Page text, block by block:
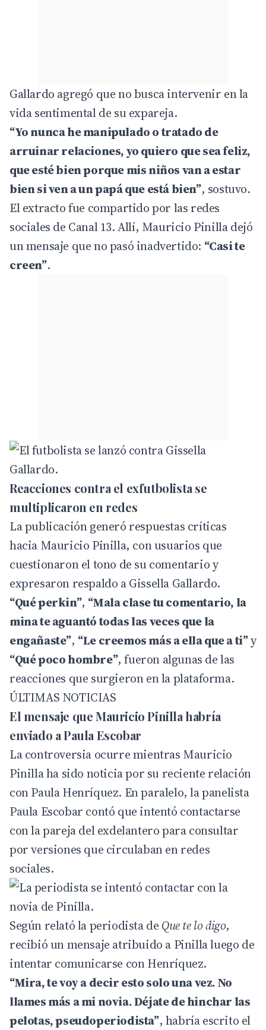
Gallardo agregó que no busca intervenir en la
vida sentimental de su expareja.
“Yo nunca he manipulado o tratado de
arruinar relaciones, yo quiero que sea feliz,
que esté bien porque mis niños van a estar
bien si ven a un papá que está bien”, sostuvo.
El extracto fue compartido por las redes
sociales de Canal 13. Allí, Mauricio Pinilla dejó
un mensaje que no pasó inadvertido: “Casi te
creen”.
Reacciones contra el exfutbolista se
multiplicaron en redes
La publicación generó respuestas críticas
hacia Mauricio Pinilla, con usuarios que
cuestionaron el tono de su comentario y
expresaron respaldo a Gissella Gallardo.
“Qué perkin”, “Mala clase tu comentario, la
mina te aguantó todas las veces que la
engañaste”, “Le creemos más a ella que a ti”y
“Qué poco hombre”, fueron algunas de las
reacciones que surgieron en la plataforma.
ÚLTIMAS NOTICIAS
El mensaje que Mauricio Pinilla habría
enviado a Paula Escobar
La controversia ocurre mientras Mauricio
Pinilla ha sido noticia por su reciente relación
con Paula Henríquez. En paralelo, la panelista
Paula Escobar contó que intentó contactarse
con la pareja del exdelantero para consultar
por versiones que circulaban en redes
sociales.
Según relató la periodista de Que te lo digo,
recibió un mensaje atribuido a Pinilla luego de
intentar comunicarse con Henríquez.
“Mira, te voy a decir esto solo una vez. No
llames más a mi novia. Déjate de hinchar las
pelotas, pseudoperiodista”, habría escrito el